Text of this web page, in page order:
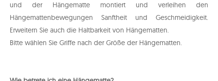
und der Hängematte montiert und verleihen den
Hängemattenbewegungen Sanftheit und Geschmeidigkeit.
Erweitern Sie auch die Haltbarkeit von Hängematten.
Bitte wählen Sie Griffe nach der Größe der Hängematten.